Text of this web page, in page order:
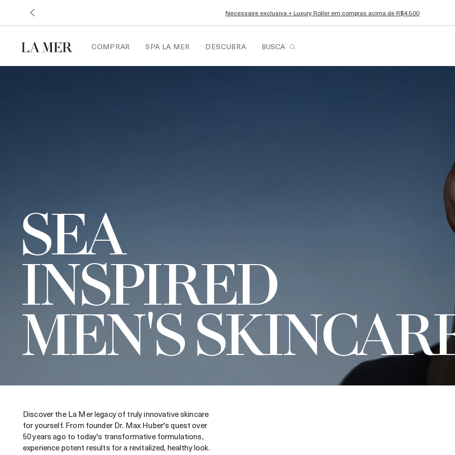
Necessaire exclusiva + Luxury Roller em compras acima de R$4.500
COMPRAR SPA LA MER DESCUBRA BUSCA
SEA
INSPIRED
MEN'S
Discover the La Mer legacy of truly innovative skincare
for yourself. From founder Dr. Max Huber's quest over
50 years ago to today's transformative formulations,
experience potent results for a revitalized, healthy look.